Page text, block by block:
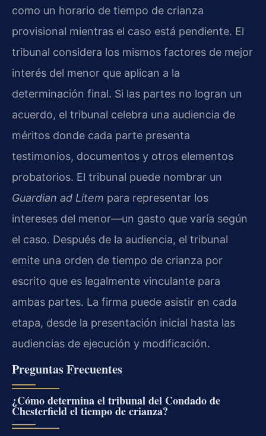
como un horario de tiempo de crianza
provisional mientras el caso está pendiente. El
tribunal considera los mismos factores de mejor
interés del menor que aplican a la
determinación final. Si las partes no logran un
acuerdo, el tribunal celebra una audiencia de
méritos donde cada parte presenta
testimonios, documentos y otros elementos
probatorios. El tribunal puede nombrar un
Guardian ad Litem para representar los
intereses del menor—un gasto que varía según
el caso. Después de la audiencia, el tribunal
emite una orden de tiempo de crianza por
escrito que es legalmente vinculante para
ambas partes. La firma puede asistir en cada
etapa, desde la presentación inicial hasta las
audiencias de ejecución y modificación.
Preguntas Frecuentes
¿Cómo determina el tribunal del Condado de
Chesterfield el tiempo de crianza?